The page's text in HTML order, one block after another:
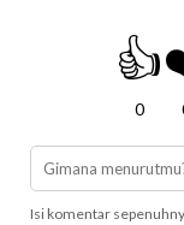
👍
0
Isi komentar